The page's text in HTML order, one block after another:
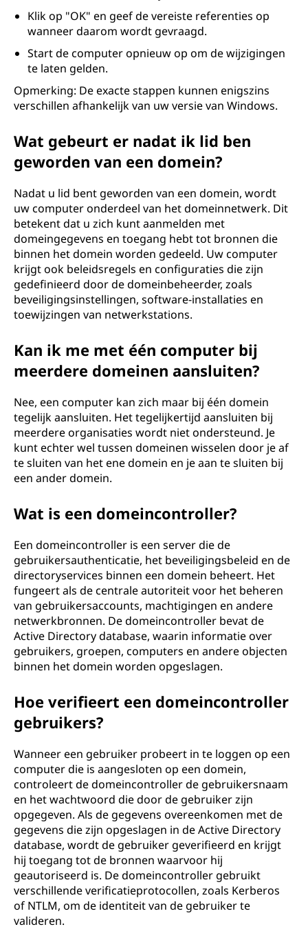
Klik op "OK" en geef de vereiste referenties op
wanneer daarom wordt gevraagd.
Start de computer opnieuw op om de wijzigingen
te laten gelden.
Opmerking: De exacte stappen kunnen enigszins
verschillen afhankelijk van uw versie van Windows.
Wat gebeurt er nadat ik lid ben
geworden van een domein?
Nadat u lid bent geworden van een domein, wordt
uw computer onderdeel van het domeinnetwerk. Dit
betekent dat u zich kunt aanmelden met
domeingegevens en toegang hebt tot bronnen die
binnen het domein worden gedeeld. Uw computer
krijgt ook beleidsregels en configuraties die zijn
gedefinieerd door de domeinbeheerder, zoals
beveiligingsinstellingen, software-installaties en
toewijzingen van netwerkstations.
Kan ik me met één computer bij
meerdere domeinen aansluiten?
Nee, een computer kan zich maar bij één domein
tegelijk aansluiten. Het tegelijkertijd aansluiten bij
meerdere organisaties wordt niet ondersteund. Je
kunt echter wel tussen domeinen wisselen door je af
te sluiten van het ene domein en je aan te sluiten bij
een ander domein.
Wat is een domeincontroller?
Een domeincontroller is een server die de
gebruikersauthenticatie, het beveiligingsbeleid en de
directoryservices binnen een domein beheert. Het
fungeert als de centrale autoriteit voor het beheren
van gebruikersaccounts, machtigingen en andere
netwerkbronnen. De domeincontroller bevat de
Active Directory database, waarin informatie over
gebruikers, groepen, computers en andere objecten
binnen het domein worden opgeslagen.
Hoe verifieert een domeincontroller
gebruikers?
Wanneer een gebruiker probeert in te loggen op een
computer die is aangesloten op een domein,
controleert de domeincontroller de gebruikersnaam
en het wachtwoord die door de gebruiker zijn
opgegeven. Als de gegevens overeenkomen met de
gegevens die zijn opgeslagen in de Active Directory
database, wordt de gebruiker geverifieerd en krijgt
hij toegang tot de bronnen waarvoor hij
geautoriseerd is. De domeincontroller gebruikt
verschillende verificatieprotocollen, zoals Kerberos
of NTLM, om de identiteit van de gebruiker te
valideren.